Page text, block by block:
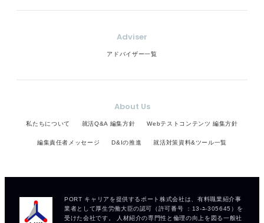
Adviser
アドバイザー一覧
About Us
私たちについて 就活Q&A 編集方針 Webテストコンテンツ 編集方針
編集責任者メッセージ D&Iの推進 就活対策資料&ツール一覧